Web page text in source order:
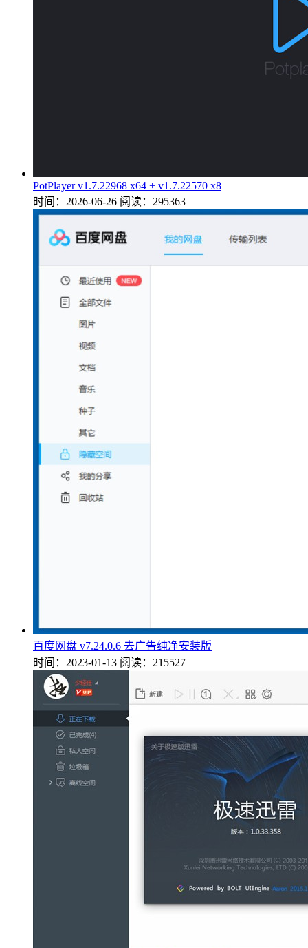
PotPlayer v1.7.22968 x64 + v1.7.22570 x8
时间：2026-06-26 阅读：295363
百度网盘 v7.24.0.6 去广告纯净安装版
时间：2023-01-13 阅读：215527